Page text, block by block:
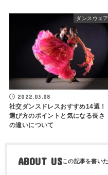
ダンスウェア
2022.03.08
社交ダンスドレスおすすめ14選！
選び方のポイントと気になる長さ
の違いについて
ABOUT US